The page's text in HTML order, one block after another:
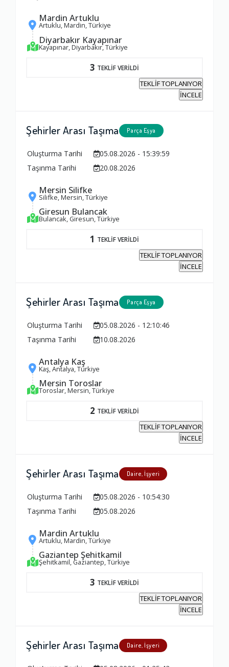
Mardin Artuklu
Artuklu, Mardin, Türkiye
Diyarbakır Kayapınar
Kayapınar, Diyarbakır, Türkiye
3 TEKLİF VERİLDİ
TEKLİF TOPLANIYOR
İNCELE
Şehirler Arası Taşıma Parça Eşya
Oluşturma Tarihi
05.08.2026 - 15:39:59
Taşınma Tarihi
20.08.2026
Mersin Silifke
Silifke, Mersin, Türkiye
Giresun Bulancak
Bulancak, Giresun, Türkiye
1 TEKLİF VERİLDİ
TEKLİF TOPLANIYOR
İNCELE
Şehirler Arası Taşıma Parça Eşya
Oluşturma Tarihi
05.08.2026 - 12:10:46
Taşınma Tarihi
10.08.2026
Antalya Kaş
Kaş, Antalya, Türkiye
Mersin Toroslar
Toroslar, Mersin, Türkiye
2 TEKLİF VERİLDİ
TEKLİF TOPLANIYOR
İNCELE
Şehirler Arası Taşıma Daire, İşyeri
Oluşturma Tarihi
05.08.2026 - 10:54:30
Taşınma Tarihi
05.08.2026
Mardin Artuklu
Artuklu, Mardin, Türkiye
Gaziantep Şehitkamil
Şehitkamil, Gaziantep, Türkiye
3 TEKLİF VERİLDİ
TEKLİF TOPLANIYOR
İNCELE
Şehirler Arası Taşıma Daire, İşyeri
Firma ile İletişim
Firma Çalışanları
Fiyatlandırma Dengesi